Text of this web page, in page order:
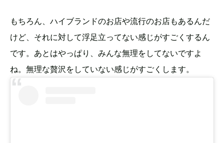
もちろん、ハイブランドのお店や流行のお店もあるんだ
けど、それに対して浮足立ってない感じがすごくするん
です。あとはやっぱり、みんな無理をしてないですよ
ね。無理な贅沢をしていない感じがすごくします。